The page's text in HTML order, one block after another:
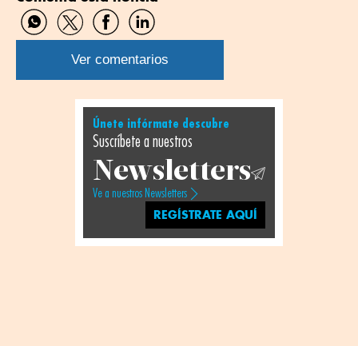
Compartir
por
WhatsApp
Compartir
por
Twitter
Compartir
por
Facebook
Compartir
por
Linkedin
Ver comentarios
Únete infórmate descubre
Suscríbete a nuestros
Newsletters
Ve a nuestros Newsletters
REGÍSTRATE AQUÍ